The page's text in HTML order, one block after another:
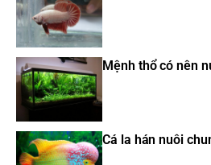
Mệnh thổ có nên
Cá la hán nuôi